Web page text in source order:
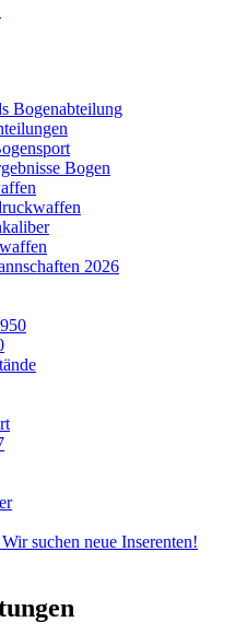
Bogenabteilung
Bogen
2026
suchen neue Inserenten!